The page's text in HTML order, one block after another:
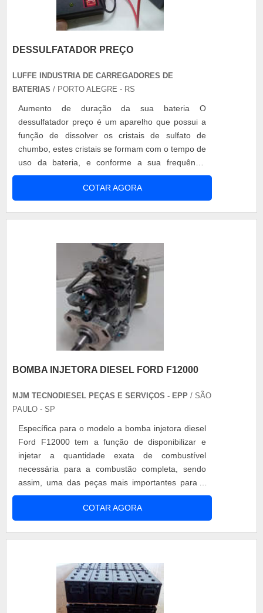
DESSULFATADOR PREÇO
LUFFE INDUSTRIA DE CARREGADORES DE
BATERIAS / PORTO ALEGRE - RS
Aumento de duração da sua bateria O
dessulfatador preço é um aparelho que possui a
função de dissolver os cristais de sulfato de
chumbo, estes cristais se formam com o tempo de
uso da bateria, e conforme a sua frequência
acabam se tornando mais rígidos, por
consequência vão diminuindo gradualmente a
capacidade de armazenamento da bateria.
possível da bateria, para....
COTAR AGORA
BOMBA INJETORA DIESEL FORD F12000
MJM TECNODIESEL PEÇAS E SERVIÇOS - EPP / SÃO
PAULO - SP
Específica para o modelo a bomba injetora diesel
Ford F12000 tem a função de disponibilizar e
injetar a quantidade exata de combustível
necessária para a combustão completa, sendo
assim, uma das peças mais importantes para o
sistema de alimentação do veículo. A bomba
injetora de combustível proporciona ao motor um
consumo exato de combustível além de um
COTAR AGORA